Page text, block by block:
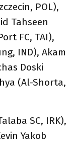
POL),
Tahseen
FC, TAI),
IND), Akam
Doski
(Al-Shorta,
SC, IRK),
Yakob